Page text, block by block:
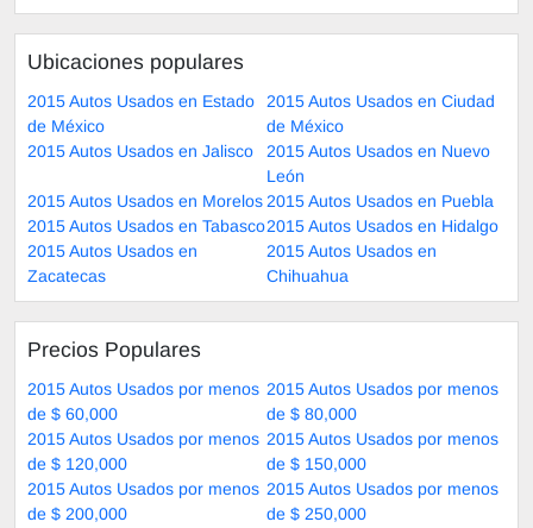
Ubicaciones populares
2015 Autos Usados en Estado
de México
2015 Autos Usados en Ciudad
de México
2015 Autos Usados en Jalisco
2015 Autos Usados en Nuevo
León
2015 Autos Usados en Morelos 2015 Autos Usados en Puebla
2015 Autos Usados en Tabasco2015 Autos Usados en Hidalgo
2015 Autos Usados en
Zacatecas
2015 Autos Usados en
Chihuahua
Precios Populares
2015 Autos Usados por menos
de $ 60,000
2015 Autos Usados por menos
de $ 80,000
2015 Autos Usados por menos
de $ 120,000
2015 Autos Usados por menos
de $ 150,000
2015 Autos Usados por menos
de $ 200,000
2015 Autos Usados por menos
de $ 250,000